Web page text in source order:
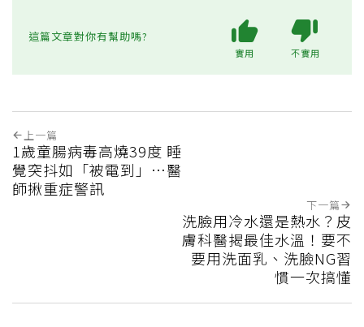
這篇文章對你有幫助嗎?
實用 不實用
上一篇
1歲童腸病毒高燒39度 睡
覺突抖如「被電到」…醫
師揪重症警訊
下一篇
洗臉用冷水還是熱水？皮
膚科醫揭最佳水溫！要不
要用洗面乳、洗臉NG習
慣一次搞懂